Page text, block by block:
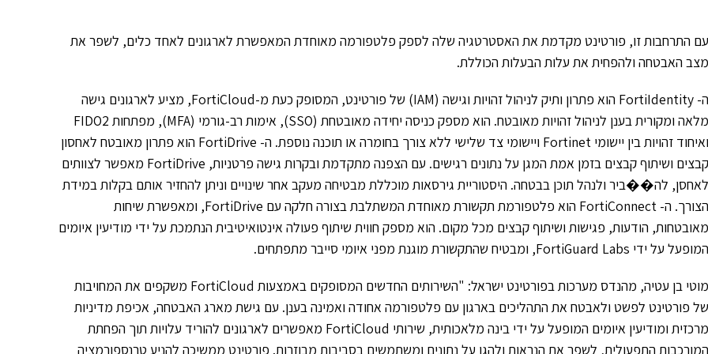
עם התרחבות זו, פורטינט מקדמת את האסטרטגיה שלה לספק פלטפורמה מאוחדת המאפשרת לארגונים לאחד כלים, לשפר את
מצב האבטחה ולהפחית את עלות הבעלות הכוללת.
ה- FortiIdentity הוא פתרון ותיק לניהול זהויות וגישה (IAM) של פורטינט, המסופק כעת מ-FortiCloud, מציע לארגונים גישה
מלאה ומקורית בענן לניהול זהויות מאובטח. הוא מספק כניסה יחידה מאובטחת (SSO), אימות רב-גורמי (MFA), מפתחות FIDO2
ואיחוד זהויות בין יישומי Fortinet ויישומי צד שלישי ללא צורך בחומרה או תוכנה נוספת. ה- FortiDrive הוא פתרון מאובטח לאחסון
קבצים ושיתוף קבצים בזמן אמת המגן על נתונים רגישים. עם הצפנה מתקדמת ובקרות גישה פרטניות, FortiDrive מאפשר לצוותים
לאחסן, לה��ביר ולנהל תוכן בבטחה. היסטוריית גירסאות מוכללת מבטיחה מעקב אחר שינויים וניתן להחזיר אותם בקלות במידת
הצורך. ה- FortiConnect הוא פלטפורמת תקשורת מאוחדת המשתלבת בצורה חלקה עם FortiDrive, ומאפשרת שיחות
מאובטחות, הודעות, פגישות ושיתוף קבצים מכל מקום. הוא מספק חווית שיתוף פעולה אינטואיטיבית הנתמכת על ידי מודיעין איומים
המופעל על ידי FortiGuard Labs, ומבטיח שהתקשורת מוגנת מפני איומי סייבר מתפתחים.
מוטי בן עטיה, מהנדס מערכות בפורטינט ישראל: "השירותים החדשים המסופקים באמצעות FortiCloud משקפים את המחויבות
של פורטינט לפשט ולאבטח את התהליכים בארגון עם פלטפורמה אחודה ואמינה בענן. עם גישת מארג האבטחה, אכיפת מדיניות
מרכזית ומודיעין איומים המופעל על ידי בינה מלאכותית, שירותי FortiCloud מאפשרים לארגונים להוריד עלויות תוך הפחתת
המורכבות התפעולית, לשפר את הנראות ולהגן על נתונים ומשתמשים בסביבות מבוזרות. פורטינט ממשיכה להניע טרנספורמציה